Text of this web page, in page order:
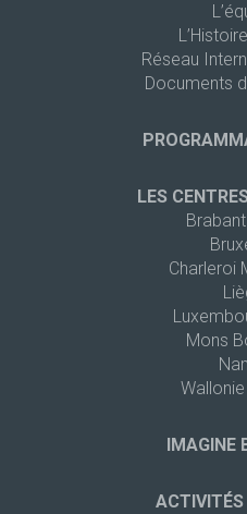
Réseau
Documents
LES
Charleroi
Mons
IMAGINE
ACTIVITÉS